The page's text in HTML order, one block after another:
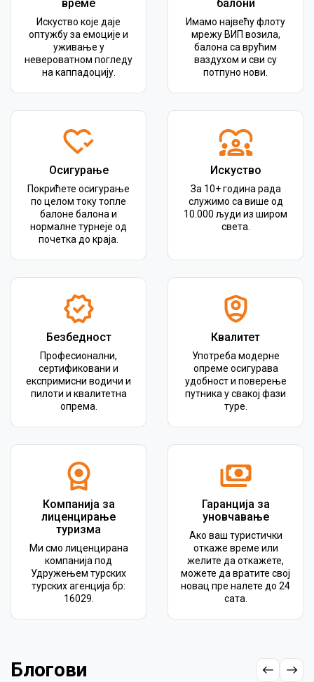
време
Искуство које даје
оптужбу за емоције и
уживање у
невероватном погледу
на каппадоцију.
балони
Имамо највећу флоту
мрежу ВИП возила,
балона са врућим
ваздухом и сви су
потпуно нови.
Осигурање
Покрићете осигурање
по целом току топле
балоне балона и
нормалне турнеје од
почетка до краја.
Искуство
За 10+ година рада
служимо са више од
10.000 људи из широм
света.
Безбедност
Професионални,
сертификовани и
експримисни водичи и
пилоти и квалитетна
опрема.
Квалитет
Употреба модерне
опреме осигурава
удобност и поверење
путника у свакој фази
туре.
Компанија за
лиценцирање
туризма
Ми смо лиценцирана
компанија под
Удружењем турских
турских агенција бр:
16029.
Гаранција за
уновчавање
Ако ваш туристички
откаже време или
желите да откажете,
можете да вратите свој
новац пре налете до 24
сата.
Блогови